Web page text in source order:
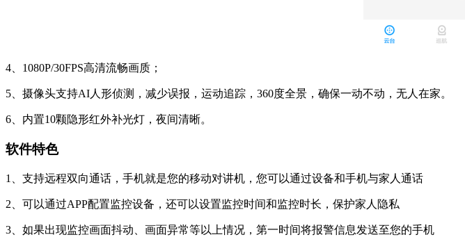
4、1080P/30FPS高清流畅画质；
5、摄像头支持AI人形侦测，减少误报，运动追踪，360度全景，确保一动不动，无人在家。
6、内置10颗隐形红外补光灯，夜间清晰。
软件特色
1、支持远程双向通话，手机就是您的移动对讲机，您可以通过设备和手机与家人通话
2、可以通过APP配置监控设备，还可以设置监控时间和监控时长，保护家人隐私
3、如果出现监控画面抖动、画面异常等以上情况，第一时间将报警信息发送至您的手机